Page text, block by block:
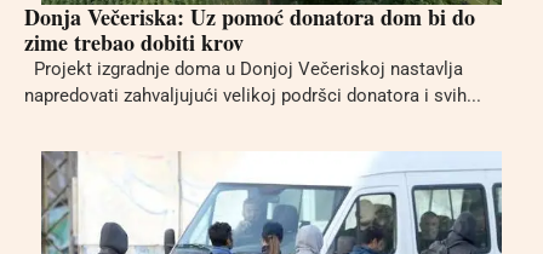
Donja Večeriska: Uz pomoć donatora dom bi do
zime trebao dobiti krov
Projekt izgradnje doma u Donjoj Večeriskoj nastavlja
napredovati zahvaljujući velikoj podršci donatora i svih...